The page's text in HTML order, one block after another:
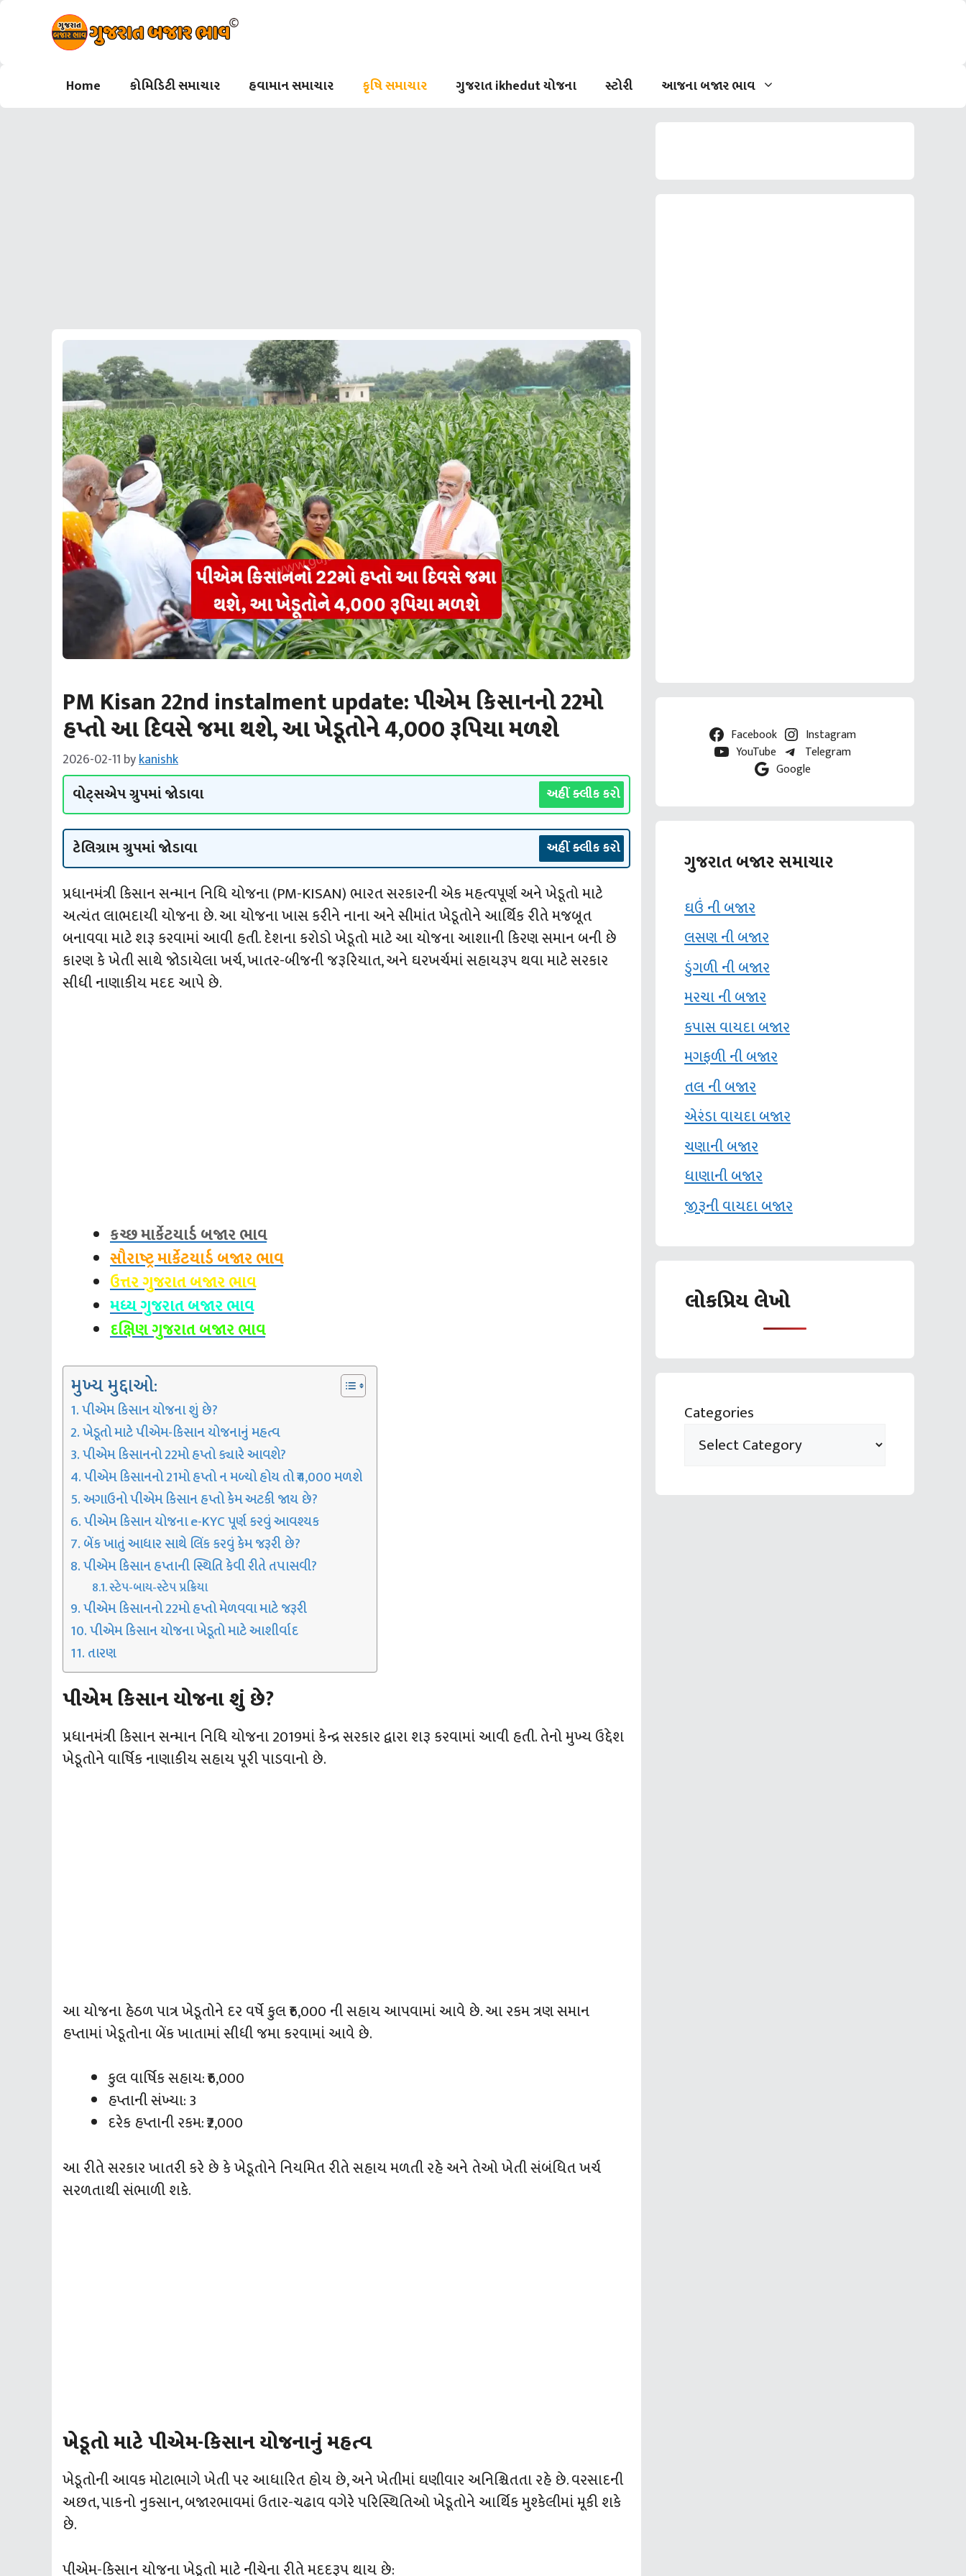
Skip
Home કોમિડિટી સમાચાર હવામાન સમાચાર કૃષિ સમાચાર ગુજરાત ikhedut યોજના સ્ટોરી આજના બજાર ભાવ
PM Kisan 22nd instalment update: પીએમ કિસાનનો 22મો
હપ્તો આ દિવસે જમા થશે, આ ખેડૂતોને 4,000 રૂપિયા મળશે
2026-02-11 bykanishk
વોટ્સએપ ગ્રુપમાં જોડાવા અહીં ક્લીક કરો
ટેલિગ્રામ ગ્રુપમાં જોડાવા અહીં ક્લીક કરો
પ્રધાનમંત્રી કિસાન સન્માન નિધિ યોજના (PM-KISAN) ભારત સરકારની એક મહત્વપૂર્ણ અને ખેડૂતો માટે
અત્યંત લાભદાયી યોજના છે. આ યોજના ખાસ કરીને નાના અને સીમાંત ખેડૂતોને આર્થિક રીતે મજબૂત
બનાવવા માટે શરૂ કરવામાં આવી હતી. દેશના કરોડો ખેડૂતો માટે આ યોજના આશાની કિરણ સમાન બની છે
કારણ કે ખેતી સાથે જોડાયેલા ખર્ચ, ખાતર-બીજની જરૂરિયાત, અને ઘરખર્ચમાં સહાયરૂપ થવા માટે સરકાર
સીધી નાણાકીય મદદ આપે છે.
કચ્છ માર્કેટયાર્ડ બજાર ભાવ
સૌરાષ્ટ્ર માર્કેટયાર્ડ બજાર ભાવ
ઉત્તર ગુજરાત બજાર ભાવ
મધ્ય ગુજરાત બજાર ભાવ
દક્ષિણ ગુજરાત બજાર ભાવ
મુખ્ય મુદ્દાઓ:
પીએમ કિસાન યોજના શું છે?
ખેડૂતો માટે પીએમ-કિસાન યોજનાનું મહત્વ
પીએમ કિસાનનો 22મો હપ્તો ક્યારે આવશે?
પીએમ કિસાનનો 21મો હપ્તો ન મળ્યો હોય તો ₹4,000 મળશે
અગાઉનો પીએમ કિસાન હપ્તો કેમ અટકી જાય છે?
પીએમ કિસાન યોજના e-KYC પૂર્ણ કરવું આવશ્યક
બેંક ખાતું આધાર સાથે લિંક કરવું કેમ જરૂરી છે?
પીએમ કિસાન હપ્તાની સ્થિતિ કેવી રીતે તપાસવી?
સ્ટેપ-બાય-સ્ટેપ પ્રક્રિયા
પીએમ કિસાનનો 22મો હપ્તો મેળવવા માટે જરૂરી
પીએમ કિસાન યોજના ખેડૂતો માટે આશીર્વાદ
તારણ
પીએમ કિસાન યોજના શું છે?
પ્રધાનમંત્રી કિસાન સન્માન નિધિ યોજના 2019માં કેન્દ્ર સરકાર દ્વારા શરૂ કરવામાં આવી હતી. તેનો મુખ્ય ઉદ્દેશ
ખેડૂતોને વાર્ષિક નાણાકીય સહાય પૂરી પાડવાનો છે.
આ યોજના હેઠળ પાત્ર ખેડૂતોને દર વર્ષે કુલ ₹6,000 ની સહાય આપવામાં આવે છે. આ રકમ ત્રણ સમાન
હપ્તામાં ખેડૂતોના બેંક ખાતામાં સીધી જમા કરવામાં આવે છે.
કુલ વાર્ષિક સહાય: ₹6,000
હપ્તાની સંખ્યા: 3
દરેક હપ્તાની રકમ: ₹2,000
આ રીતે સરકાર ખાતરી કરે છે કે ખેડૂતોને નિયમિત રીતે સહાય મળતી રહે અને તેઓ ખેતી સંબંધિત ખર્ચ
સરળતાથી સંભાળી શકે.
ખેડૂતો માટે પીએમ-કિસાન યોજનાનું મહત્વ
ખેડૂતોની આવક મોટાભાગે ખેતી પર આધારિત હોય છે, અને ખેતીમાં ઘણીવાર અનિશ્ચિતતા રહે છે. વરસાદની
અછત, પાકનો નુકસાન, બજારભાવમાં ઉતાર-ચઢાવ વગેરે પરિસ્થિતિઓ ખેડૂતોને આર્થિક મુશ્કેલીમાં મૂકી શકે
છે.
પીએમ-કિસાન યોજના ખેડૂતો માટે નીચેના રીતે મદદરૂપ થાય છે:
Facebook
Instagram
YouTube
Telegram
Google
ગુજરાત બજાર સમાચાર
ઘઉં ની બજાર
લસણ ની બજાર
ડુંગળી ની બજાર
મરચા ની બજાર
કપાસ વાયદા બજાર
મગફળી ની બજાર
તલ ની બજાર
એરંડા વાયદા બજાર
ચણાની બજાર
ધાણાની બજાર
જીરૂની વાયદા બજાર
લોકપ્રિય લેખો
Categories